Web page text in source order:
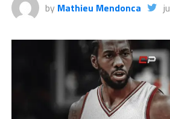
by Mathieu Mendonca